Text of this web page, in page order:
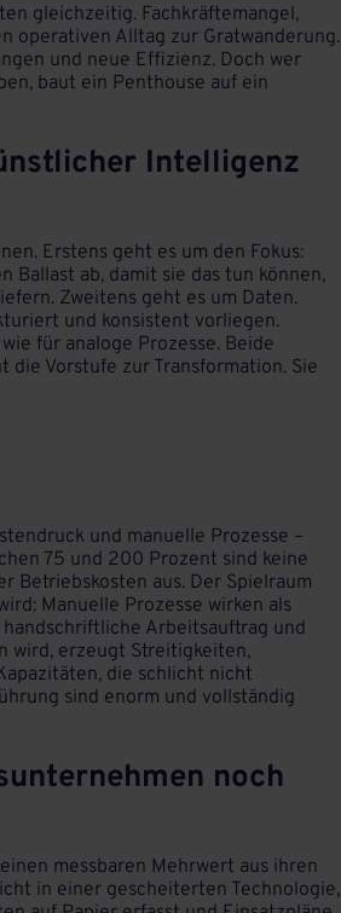
gleichzeitig. Fachkräftemangel,
operativen Alltag zur Gratwanderung.
und neue Effizienz. Doch wer
baut ein Penthouse auf ein
Intelligenz
Erstens geht es um den Fokus:
ab, damit sie das tun können,
Zweitens geht es um Daten.
und konsistent vorliegen.
für analoge Prozesse. Beide
Vorstufe zur Transformation. Sie
und manuelle Prozesse –
75 und 200 Prozent sind keine
Betriebskosten aus. Der Spielraum
Manuelle Prozesse wirken als
Arbeitsauftrag und
wird, erzeugt Streitigkeiten,
die schlicht nicht
sind enorm und vollständig
noch
messbaren Mehrwert aus ihren
in einer gescheiterten Technologie,